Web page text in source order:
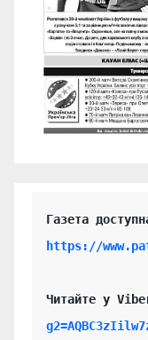
https://
Читайте у